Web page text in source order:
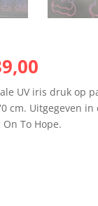
prijs
is:
€
UV iris druk op
cm. Uitgegeven in
To Hope.